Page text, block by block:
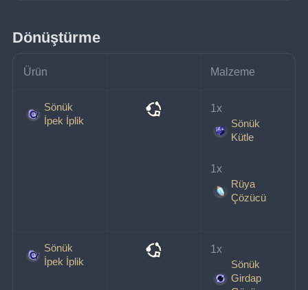
Dönüştürme
Ürün Malzeme
Sönük
İpek İplik
1x
Sönük
Kütle
1x
Rüya
Çözücü
Sönük
İpek İplik
1x
Sönük
Girdap